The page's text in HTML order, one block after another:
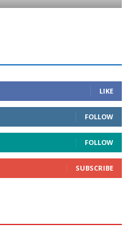
LIKE
FOLLOW
FOLLOW
SUBSCRIBE